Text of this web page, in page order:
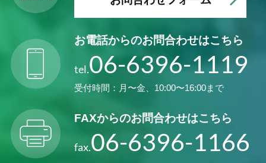
お電話からのお問合わせはこちら
tel.06-6396-1119
受付時間：月〜金、10:00〜16:00まで
FAXからのお問合わせはこちら
fax.06-6396-1166